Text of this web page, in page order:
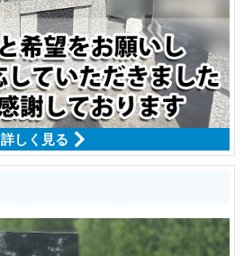
詳しく見る